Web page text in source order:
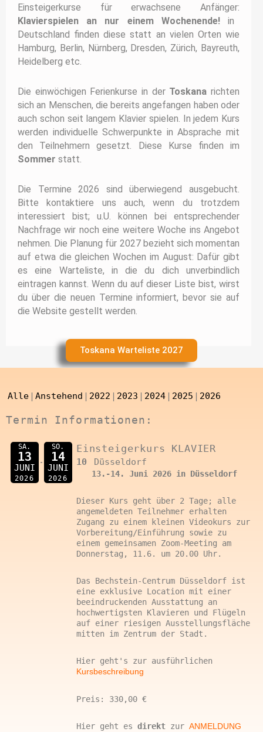
Einsteigerkurse für erwachsene Anfänger:
Klavierspielen an nur einem Wochenende! in
Deutschland finden diese statt an vielen Orten wie
Hamburg, Berlin, Nürnberg, Dresden, Zürich, Bayreuth,
Heidelberg etc.
Die einwöchigen Ferienkurse in der Toskanarichten
sich an Menschen, die bereits angefangen haben oder
auch schon seit langem Klavier spielen. In jedem Kurs
werden individuelle Schwerpunkte in Absprache mit
den Teilnehmern gesetzt. Diese Kurse finden im
Sommer statt.
Die Termine 2026 sind überwiegend ausgebucht.
Bitte kontaktiere uns auch, wenn du trotzdem
interessiert bist; u.U. können bei entsprechender
Nachfrage wir noch eine weitere Woche ins Angebot
nehmen. Die Planung für 2027 bezieht sich momentan
auf etwa die gleichen Wochen im August: Dafür gibt
es eine Warteliste, in die du dich unverbindlich
eintragen kannst. Wenn du auf dieser Liste bist, wirst
du über die neuen Termine informiert, bevor sie auf
die Website gestellt werden.
Toskana Warteliste 2027
Alle Anstehend 2022 2023 2024 2025 2026
Termin Informationen:
SA.
13
JUNI
2026
SO.
14
JUNI
2026
Einsteigerkurs KLAVIER
10 Düsseldorf
13.-14. Juni 2026 in Düsseldorf
Dieser Kurs geht über 2 Tage; alle
angemeldeten Teilnehmer erhalten
Zugang zu einem kleinen Videokurs zur
Vorbereitung/Einführung sowie zu
einem gemeinsamen Zoom-Meeting am
Donnerstag, 11.6. um 20.00 Uhr.
Das Bechstein-Centrum Düsseldorf ist
eine exklusive Location mit einer
beeindruckenden Ausstattung an
hochwertigsten Klavieren und Flügeln
auf einer riesigen Ausstellungsfläche
mitten im Zentrum der Stadt.
Hier geht's zur ausführlichen
Kursbeschreibung
Preis: 330,00 €
Hier geht es direkt zur ANMELDUNG